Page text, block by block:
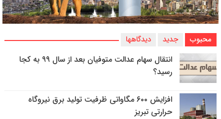
محبوب جدید دیدگاهها
انتقال سهام عدالت متوفیان بعد از سال ۹۹ به کجا
رسید؟
افزایش ۶۰۰ مگاواتی ظرفیت تولید برق نیروگاه
حرارتی تبریز